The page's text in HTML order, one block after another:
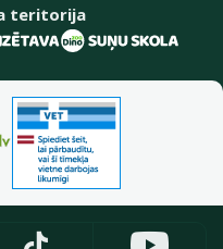
teritorija